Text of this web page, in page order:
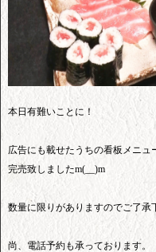
本日有難いことに！
広告にも載せたうちの看板メニュ
完売致しましたm(__)m
数量に限りがありますのでご了承
尚、電話予約も承っております。